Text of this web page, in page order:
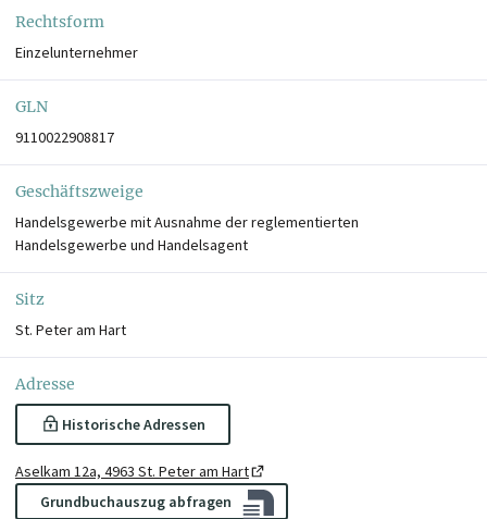
Rechtsform
Einzelunternehmer
GLN
9110022908817
Geschäftszweige
Handelsgewerbe mit Ausnahme der reglementierten
Handelsgewerbe und Handelsagent
Sitz
St. Peter am Hart
Adresse
Historische Adressen
Aselkam 12a, 4963 St. Peter am Hart
Grundbuchauszug abfragen